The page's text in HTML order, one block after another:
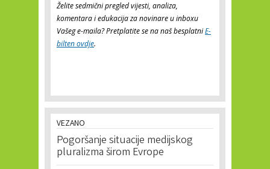
Želite sedmični pregled vijesti, analiza,
komentara i edukacija za novinare u inboxu
Vašeg e-maila? Pretplatite se na naš besplatniE-
bilten ovdje.
VEZANO
Pogoršanje situacije medijskog
pluralizma širom Evrope